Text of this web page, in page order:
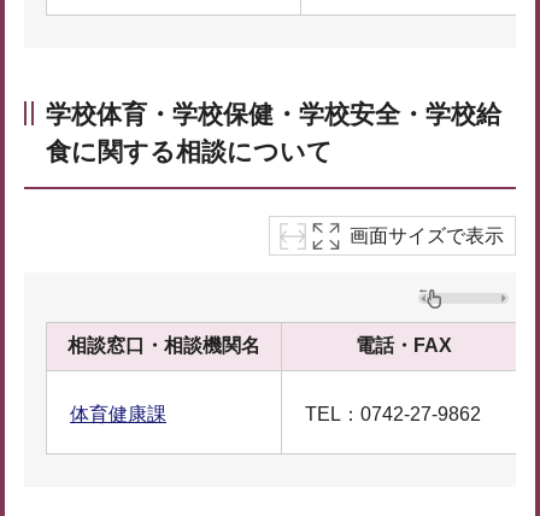
学校体育・学校保健・学校安全・学校給
食に関する相談について
画面サイズで表示
相談窓口・相談機関名 電話・FAX
体育健康課 TEL：0742-27-9862